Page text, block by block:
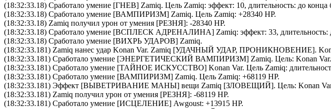
(18:32:33.18) Сработало умение [ГНЕВ] Zamiq. Цель Zamiq: эффект: 10, длительность: до конца
(18:32:33.18) Сработало умение [ВАМПИРИЗМ] Zamiq. Цель Zamiq: +28340 HP.
(18:32:33.18) Zamiq получил урон от умения [РЕЗНЯ]: -28340 HP.
(18:32:33.18) Сработало умение [ВСПЛЕСК АДРЕНАЛИНА] Zamiq: эффект: 33, длительность:
(18:32:33.18) Сработало умение [ВИХРЬ УДАРОВ] Zamiq.
(18:32:33.181) Zamiq нанес удар Konan Var. Zamiq [УДАЧНЫЙ УДАР, ПРОНИКНОВЕНИЕ].
(18:32:33.181) Сработало умение [ЭНЕРГЕТИЧЕСКИЙ ВАМПИРИЗМ] Zamiq. Цель: Konan Var.
(18:32:33.181) Сработало умение [ТАЙНОЕ ИСКУССТВО] Konan Var. Цель Zamiq:
(18:32:33.181) Сработало умение [ВАМПИРИЗМ] Zamiq. Цель Zamiq: +68119 HP.
(18:32:33.181) Эффект [ВЫВЕТРИВАНИЕ МАНЫ] вещи Zamiq [ЗЛОВЕЩИЙ]. Цель: Konan
(18:32:33.181) Zamiq получил урон от умения [РЕЗНЯ]: -68119 HP.
(18:32:33.181) Сработало умение [ИСЦЕЛЕНИЕ] Awgoust: +13915 HP.